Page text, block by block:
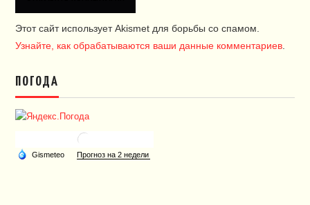
Этот сайт использует Akismet для борьбы со спамом.
Узнайте, как обрабатываются ваши данные комментариев.
ПОГОДА